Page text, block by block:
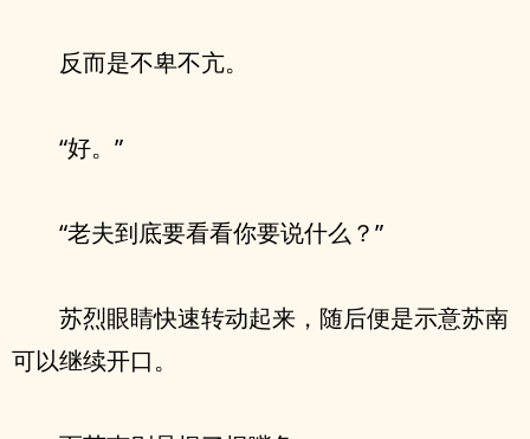
反而是不卑不亢。
“好。”
“老夫到底要看看你要说什么？”
苏烈眼睛快速转动起来，随后便是示意苏南
可以继续开口。